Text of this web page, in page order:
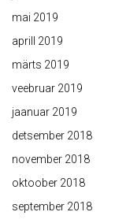
mai 2019
aprill 2019
märts 2019
veebruar 2019
jaanuar 2019
detsember 2018
november 2018
oktoober 2018
september 2018